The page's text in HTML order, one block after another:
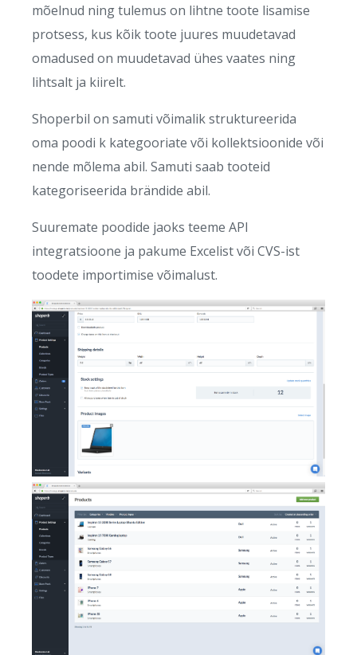
mõelnud ning tulemus on lihtne toote lisamise
protsess, kus kõik toote juures muudetavad
omadused on muudetavad ühes vaates ning
lihtsalt ja kiirelt.
Shoperbil on samuti võimalik struktureerida
oma poodi k kategooriate või kollektsioonide või
nende mõlema abil. Samuti saab tooteid
kategoriseerida brändide abil.
Suuremate poodide jaoks teeme API
integratsioone ja pakume Excelist või CVS-ist
toodete importimise võimalust.